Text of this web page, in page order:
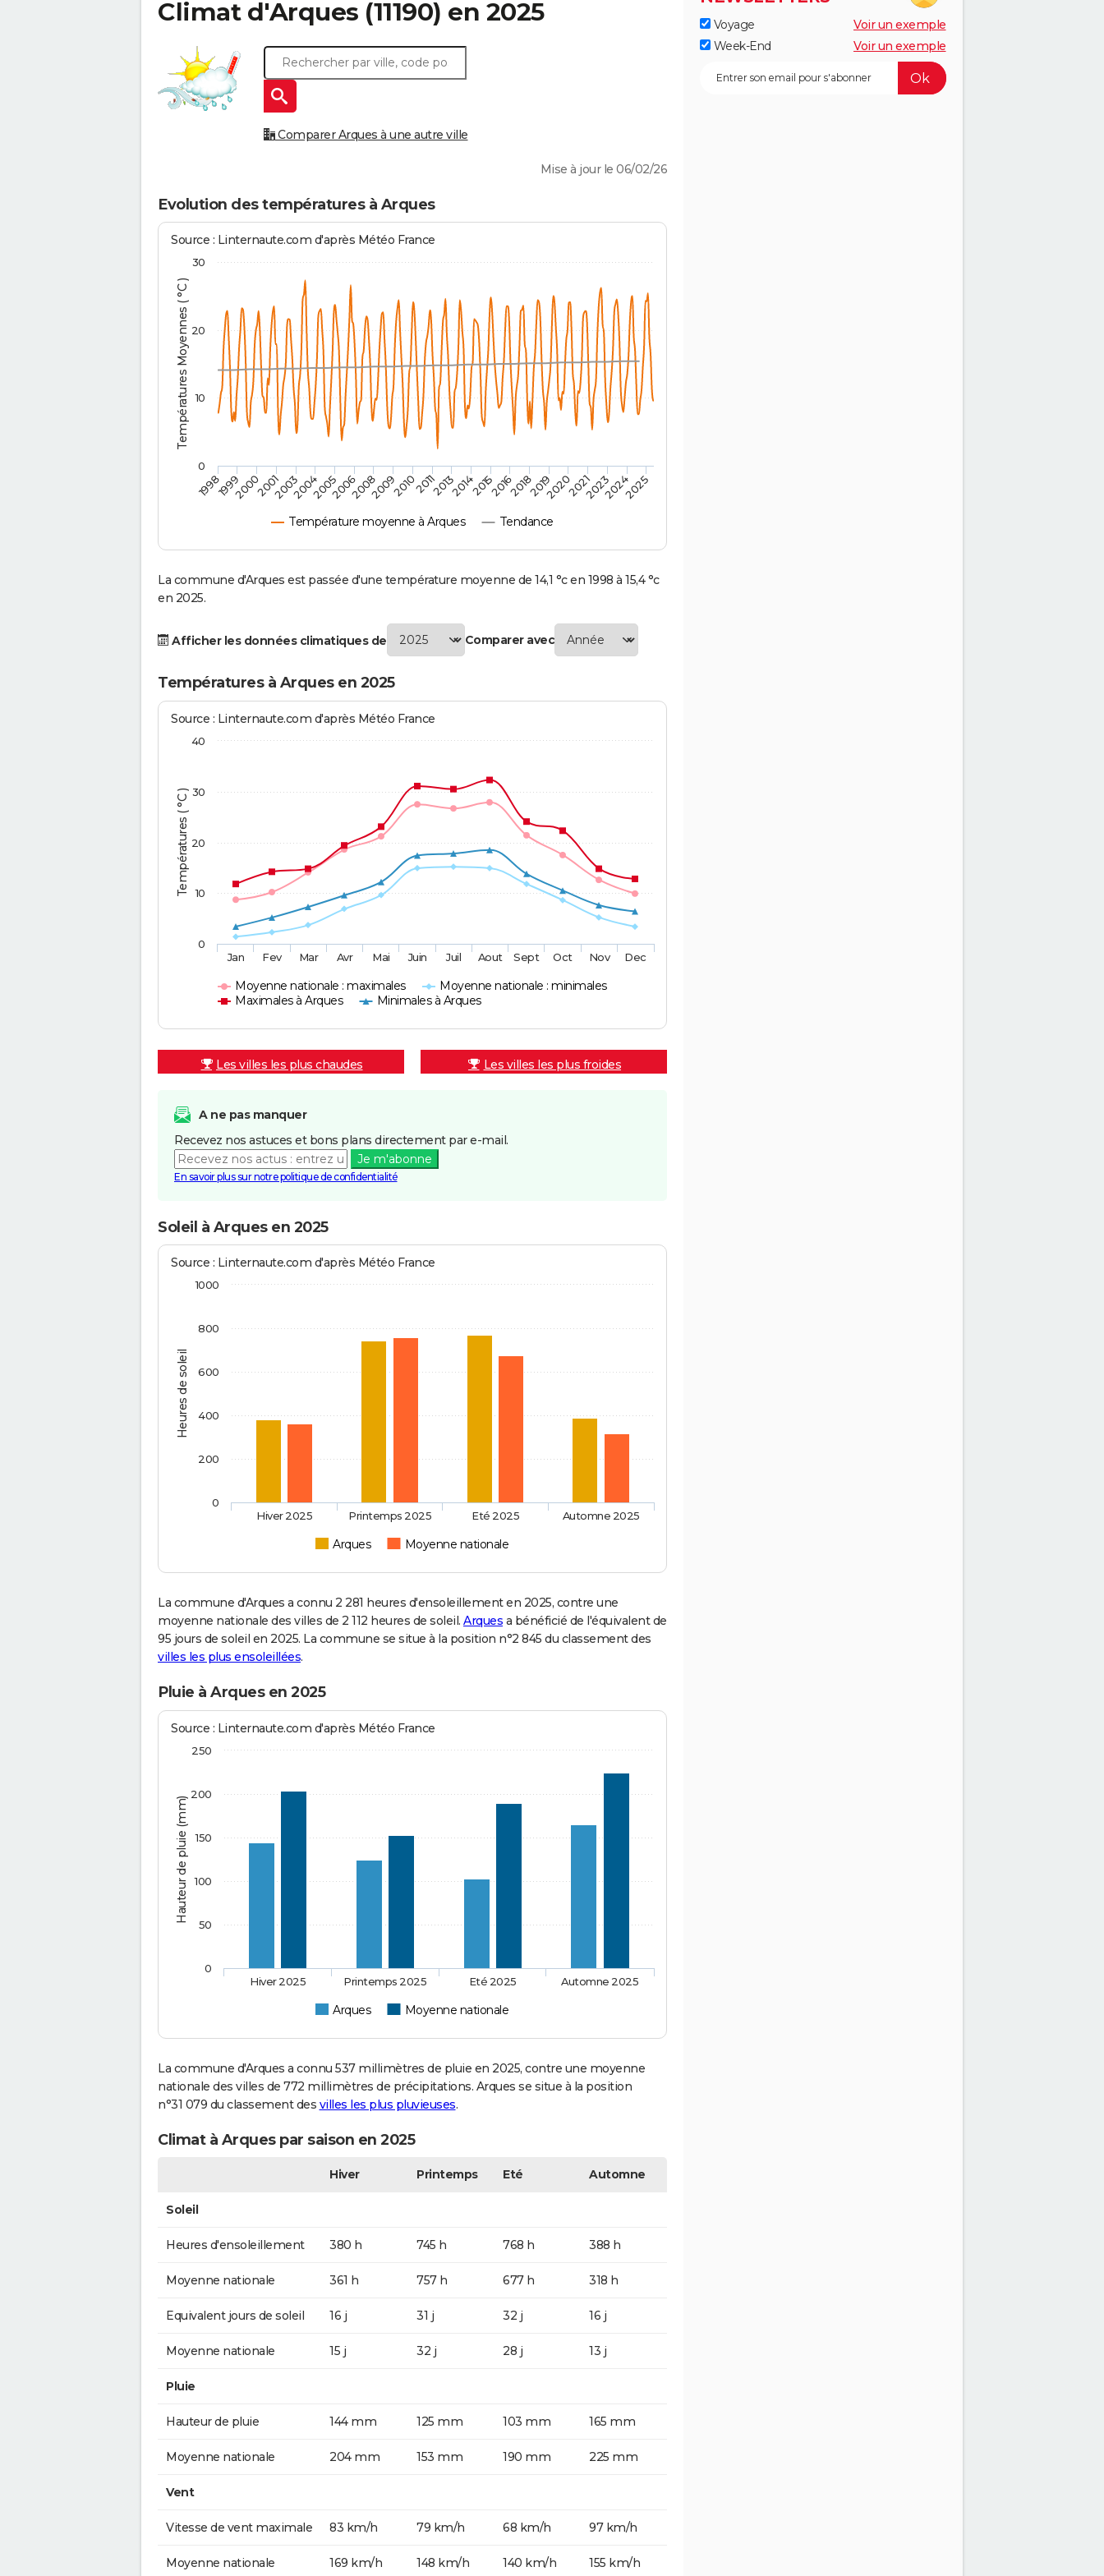
Climat d'Arques (11190) en 2025
Comparer Arques à une autre ville
Mise à jour le 06/02/26
Evolution des températures à Arques
Températures Moyennes ( °C )
Source : Linternaute.com d'après Météo France
Température moyenne à Arques Tendance
1998 2014
199920002001200320042005200620082009201020112013 201520162018201920202021202320242025
0
10
20
30
La commune d'Arques est passée d'une température moyenne de 14,1 °c en 1998 à 15,4 °c
en 2025.
Afficher les données climatiques de Comparer avec
Températures à Arques en 2025
Températures ( °C )
Source : Linternaute.com d'après Météo France
Moyenne nationale : maximales
Moyenne nationale : minimales
Maximales à Arques
Minimales à Arques
Jan Fev Mar Avr Mai Juin Juil Aout Sept Oct Nov Dec
0
10
20
30
40
Les villes les plus chaudes Les villes les plus froides
A ne pas manquer
Recevez nos astuces et bons plans directement par e-mail.
Je m'abonne
En savoir plus sur notre politique de confidentialité
Soleil à Arques en 2025
Heures de soleil
Source : Linternaute.com d'après Météo France
Arques Moyenne nationale
Hiver 2025 Printemps 2025 Eté 2025 Automne 2025
0
200
400
600
800
1000
La commune d'Arques a connu 2 281 heures d'ensoleillement en 2025, contre une
moyenne nationale des villes de 2 112 heures de soleil. Arques a bénéficié de l'équivalent de
95 jours de soleil en 2025. La commune se situe à la position n°2 845 du classement des
villes les plus ensoleillées.
Pluie à Arques en 2025
Hauteur de pluie (mm)
Source : Linternaute.com d'après Météo France
Arques Moyenne nationale
Hiver 2025 Printemps 2025 Eté 2025 Automne 2025
0
50
100
150
200
250
La commune d'Arques a connu 537 millimètres de pluie en 2025, contre une moyenne
nationale des villes de 772 millimètres de précipitations. Arques se situe à la position
n°31 079 du classement des villes les plus pluvieuses.
Climat à Arques par saison en 2025
Hiver Printemps Eté Automne
Soleil
Heures d'ensoleillement 380 h 745 h 768 h 388 h
Moyenne nationale 361 h 757 h 677 h 318 h
Equivalent jours de soleil 16 j 31 j 32 j 16 j
Moyenne nationale 15 j 32 j 28 j 13 j
Pluie
Hauteur de pluie 144 mm 125 mm 103 mm 165 mm
Moyenne nationale 204 mm 153 mm 190 mm 225 mm
Vent
Vitesse de vent maximale 83 km/h 79 km/h 68 km/h 97 km/h
Moyenne nationale 169 km/h 148 km/h 140 km/h 155 km/h
Voyage
Voir un exemple
Week-End
Voir un exemple